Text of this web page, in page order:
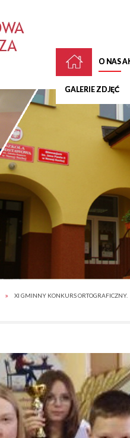
O NAS
GALERIE ZDJĘĆ
XI GMINNY KONKURS ORTOGRAFICZNY.